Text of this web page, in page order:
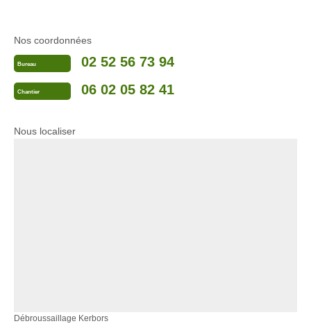
Nos coordonnées
Bureau 02 52 56 73 94
Chantier 06 02 05 82 41
Nous localiser
Débroussaillage Kerbors